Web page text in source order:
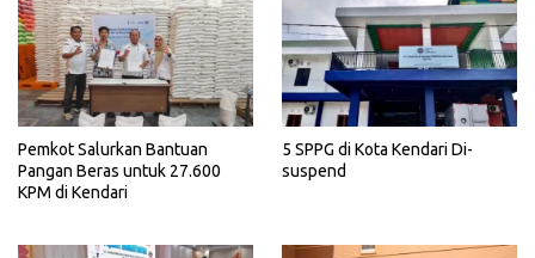
Pemkot Salurkan Bantuan
Pangan Beras untuk 27.600
KPM di Kendari
5 SPPG di Kota Kendari Di-
suspend